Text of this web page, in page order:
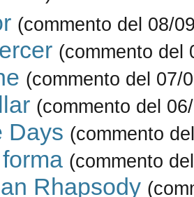
(commento del 08/
(commento del
(commento del 07/
(commento del
Days (commento
(commento
Rhapsody